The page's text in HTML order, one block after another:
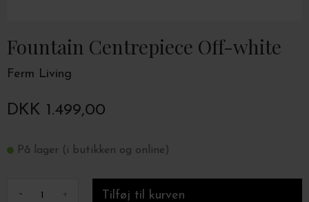
Fountain Centrepiece Off-white
Ferm Living
DKK 1.499,00
På lager (i butikken og online)
- +